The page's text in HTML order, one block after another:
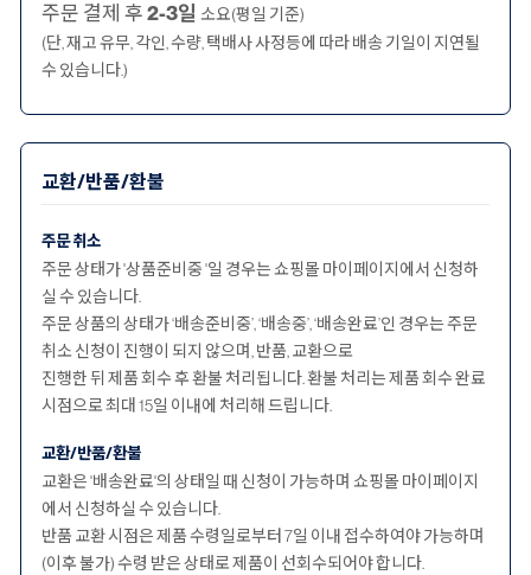
주문 결제 후 2-3일 소요(평일 기준)
(단, 재고 유무, 각인, 수량, 택배사 사정등에 따라 배송 기일이 지연될
수 있습니다.)
교환/반품/환불
주문 취소
주문 상태가 '상품준비중 '일 경우는 쇼핑몰 마이페이지에서 신청하
실 수 있습니다.
주문 상품의 상태가 ‘배송준비중’, ‘배송중’, ‘배송완료’인 경우는 주문
취소 신청이 진행이 되지 않으며, 반품, 교환으로
진행한 뒤 제품 회수 후 환불 처리됩니다. 환불 처리는 제품 회수 완료
시점으로 최대 15일 이내에 처리해 드립니다.
교환/반품/환불
교환은 '배송완료'의 상태일 때 신청이 가능하며 쇼핑몰 마이페이지
에서 신청하실 수 있습니다.
반품 교환 시점은 제품 수령일로부터 7일 이내 접수하여야 가능하며
(이후 불가) 수령 받은 상태로 제품이 선회수되어야 합니다.